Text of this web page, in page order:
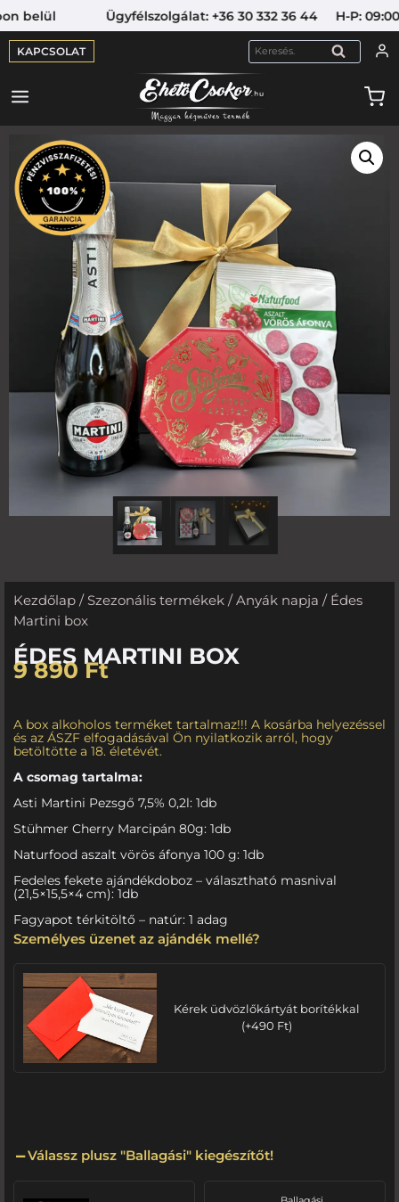
+36 30 332 36 44 H-P: 09:00-
KAPCSOLAT KERESÉS
Kezdőlap / Szezonális termékek /Anyák napja / Édes
Martini box
ÉDES MARTINI BOX
9 890 Ft
A box alkoholos terméket tartalmaz!!! A kosárba helyezéssel
és az ÁSZF elfogadásával Ön nyilatkozik arról, hogy
betöltötte a 18. életévét.
A csomag tartalma:
Asti Martini Pezsgő 7,5% 0,2l: 1db
Stühmer Cherry Marcipán 80g: 1db
Naturfood aszalt vörös áfonya 100 g: 1db
Fedeles fekete ajándékdoboz – választható masnival
(21,5×15,5×4 cm): 1db
Fagyapot térkitöltő – natúr: 1 adag
Személyes üzenet az ajándék mellé?
Kérek üdvözlőkártyát borítékkal
(+490 Ft)
Válassz plusz "Ballagási" kiegészítőt!